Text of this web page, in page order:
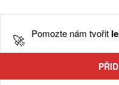
🚀 Pomozte nám tvořit